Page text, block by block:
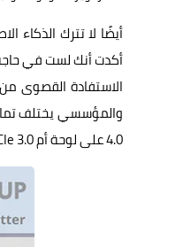
أيضًا لا تترك الذكاء
4.0 على لوحة أم PCIe 3.0، فلا تتردد أو تفكر مرتين ولا تدع أي آراء سلبية تؤثر على قرارك.